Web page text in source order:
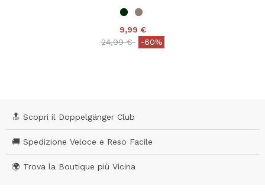
9,99 €
Price reduced from
24,99 €to-60%
🔝 Scopri il Doppelgänger Club
🚚 Spedizione Veloce e Reso Facile
🌍 Trova la Boutique più Vicina